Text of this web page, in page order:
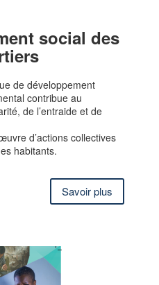
social des
de développement
contribue au
de l’entraide et de
d’actions collectives
habitants.
Savoir plus